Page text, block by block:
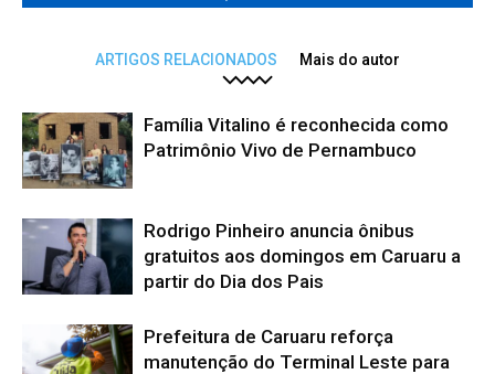
ARTIGOS RELACIONADOS Mais do autor
Família Vitalino é reconhecida como
Patrimônio Vivo de Pernambuco
Rodrigo Pinheiro anuncia ônibus
gratuitos aos domingos em Caruaru a
partir do Dia dos Pais
Prefeitura de Caruaru reforça
manutenção do Terminal Leste para